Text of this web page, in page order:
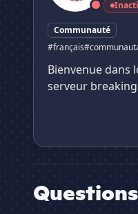
Communauté
#français
Bienvenue dans
serveur